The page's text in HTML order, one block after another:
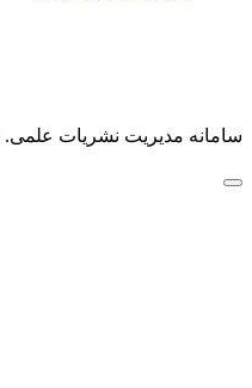
سامانه مدیریت نشریات علمی.